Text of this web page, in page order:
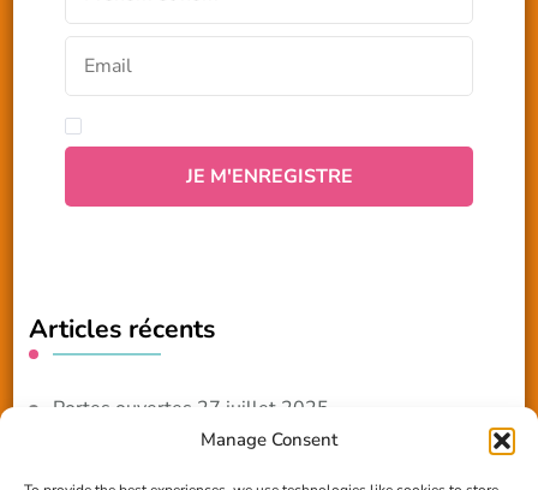
Manage Consent
Articles récents
Portes ouvertes 27 juillet 2025